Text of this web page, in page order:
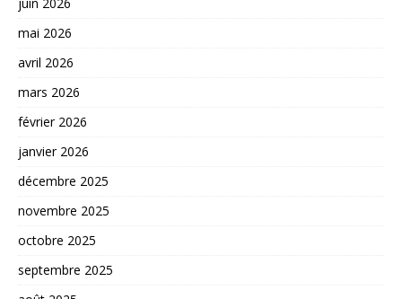
mai 2026
avril 2026
mars 2026
février 2026
janvier 2026
décembre 2025
novembre 2025
octobre 2025
septembre 2025